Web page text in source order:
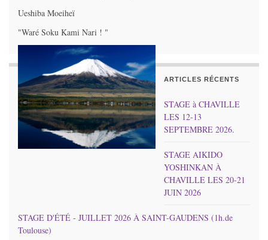
Ueshiba Moeiheï
"Waré Soku Kami Nari ! "
ARTICLES RÉCENTS
STAGE à CHAVILLE
LES 12-13
SEPTEMBRE 2026.
STAGE AIKIDO
YOSHINKAN À
CHAVILLE LES 20-21
JUIN 2026
STAGE D'ÉTÉ - JUILLET 2026 À SAINT-GAUDENS (1h.de
Toulouse)